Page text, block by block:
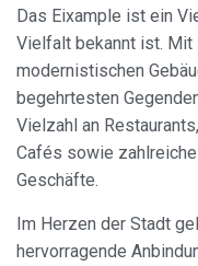
Das Eixample ist ein
Vielfalt bekannt ist. Mit
modernistischen
begehrtesten
Vielzahl an
Cafés sowie
Geschäfte.
Im Herzen der Stadt
hervorragende
Cookies ändern
Technik und